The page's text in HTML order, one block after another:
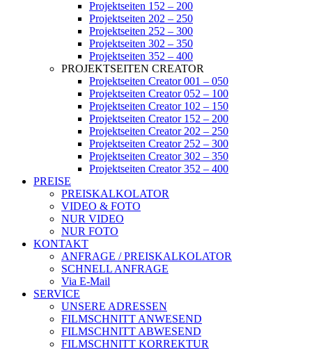
Projektseiten 152 – 200
Projektseiten 202 – 250
Projektseiten 252 – 300
Projektseiten 302 – 350
Projektseiten 352 – 400
PROJEKTSEITEN CREATOR
Projektseiten Creator 001 – 050
Projektseiten Creator 052 – 100
Projektseiten Creator 102 – 150
Projektseiten Creator 152 – 200
Projektseiten Creator 202 – 250
Projektseiten Creator 252 – 300
Projektseiten Creator 302 – 350
Projektseiten Creator 352 – 400
PREISE
PREISKALKOLATOR
VIDEO & FOTO
NUR VIDEO
NUR FOTO
KONTAKT
ANFRAGE / PREISKALKOLATOR
SCHNELL ANFRAGE
Via E-Mail
SERVICE
UNSERE ADRESSEN
FILMSCHNITT ANWESEND
FILMSCHNITT ABWESEND
FILMSCHNITT KORREKTUR